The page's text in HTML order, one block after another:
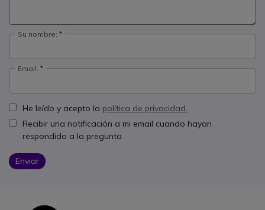
Su nombre:
Email:
He leído y acepto la política de privacidad.
Recibir una notificación a mi email cuando hayan
respondido a la pregunta
Enviar